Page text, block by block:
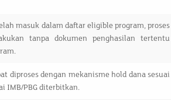
masuk dalam daftar eligible program, proses
tanpa dokumen penghasilan tertentu
diproses dengan mekanisme hold dana sesuai
IMB/PBG diterbitkan.